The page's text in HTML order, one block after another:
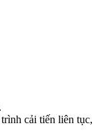
cải tiến liên tục,